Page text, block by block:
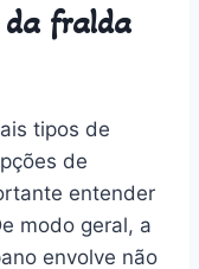
fralda
tipos de
de
entender
modo geral, a
envolve não